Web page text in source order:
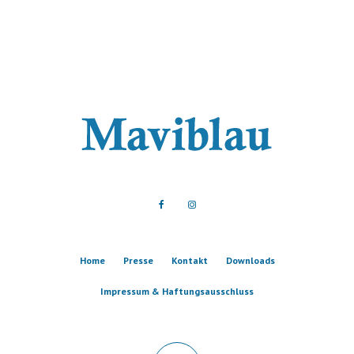
Home Presse Kontakt Downloads
Impressum & Haftungsausschluss